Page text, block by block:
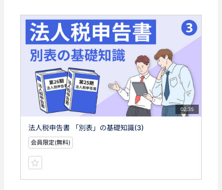
02:35
法人税申告書 「別表」の基礎知識(3)
会員限定(無料)